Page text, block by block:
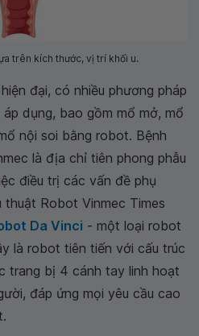
trên kích thước, vị trí khối u.
đại, có nhiều phương pháp
dụng, bao gồm mổ mở, mổ
nội soi bằng robot. Bệnh
là địa chỉ tiên phong phẫu
điều trị các vấn đề phụ
thuật Robot Vinmec Times
Da Vinci - một loại robot
là robot tiên tiến với cấu trúc
trang bị 4 cánh tay linh hoạt
đáp ứng mọi yêu cầu cao